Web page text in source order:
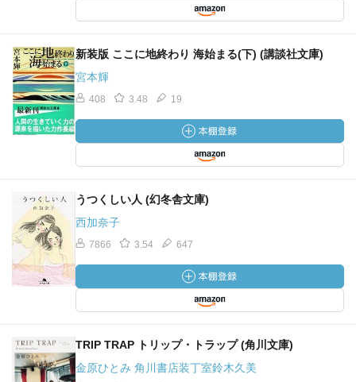
新装版 ここに地終わり 海始まる(下) (講談社文庫)
宮本輝
408 3.48 19
うつくしい人 (幻冬舎文庫)
西加奈子
7866 3.54 647
TRIP TRAP トリップ・トラップ (角川文庫)
金原ひとみ 角川書店装丁室鈴木久美